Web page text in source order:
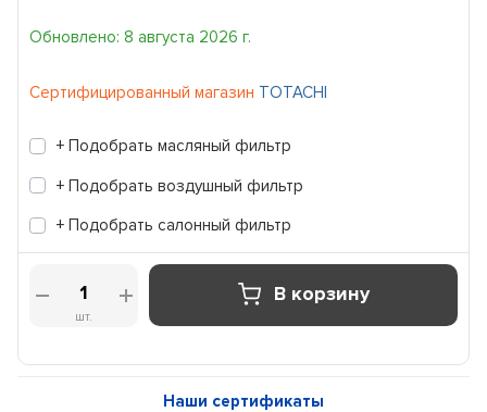
Обновлено: 8 августа 2026 г.
Сертифицированный магазин TOTACHI
+ Подобрать масляный фильтр
+ Подобрать воздушный фильтр
+ Подобрать салонный фильтр
шт.
В корзину
Наши сертификаты